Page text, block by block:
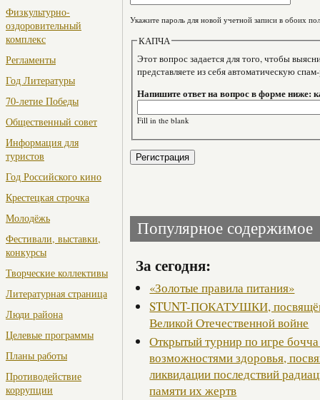
Физкультурно-
оздоровительный
комплекс
Регламенты
Год Литературы
70-летие Победы
Общественный совет
Информация для
туристов
Год Российского кино
Крестецкая строчка
Молодёжь
Фестивали, выставки,
конкурсы
Творческие коллективы
Литературная страница
Люди района
Целевые программы
Планы работы
Противодействие
коррупции
Укажите пароль для новой учетной записи в обоих
КАПЧА
Этот вопрос задается для того, чтобы выяснить,
представляете из себя автоматическую
Напишите ответ на вопрос в форме ниже:
Fill in the blank
Популярное содержимое
За сегодня:
«Золотые правила питания»
STUNT-ПОКАТУШКИ,
Великой Отечественной войне
Открытый турнир по игре
возможностями здоровья,
ликвидации последствий
памяти их жертв